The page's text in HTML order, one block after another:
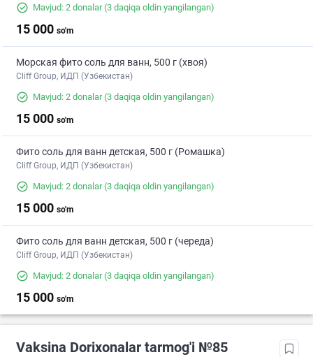
Mavjud: 2 donalar(3 daqiqa oldin yangilangan)
15 000 so'm
Морская фито соль для ванн, 500 г (хвоя)
Cliff Group, ИДП (Узбекистан)
Mavjud: 2 donalar(3 daqiqa oldin yangilangan)
15 000 so'm
Фито соль для ванн детская, 500 г (Ромашка)
Cliff Group, ИДП (Узбекистан)
Mavjud: 2 donalar(3 daqiqa oldin yangilangan)
15 000 so'm
Фито соль для ванн детская, 500 г (череда)
Cliff Group, ИДП (Узбекистан)
Mavjud: 2 donalar(3 daqiqa oldin yangilangan)
15 000 so'm
Vaksina Dorixonalar tarmog'i №85